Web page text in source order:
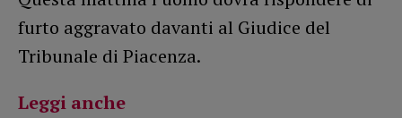
furto aggravato davanti al Giudice del
Tribunale di Piacenza.
Leggi anche